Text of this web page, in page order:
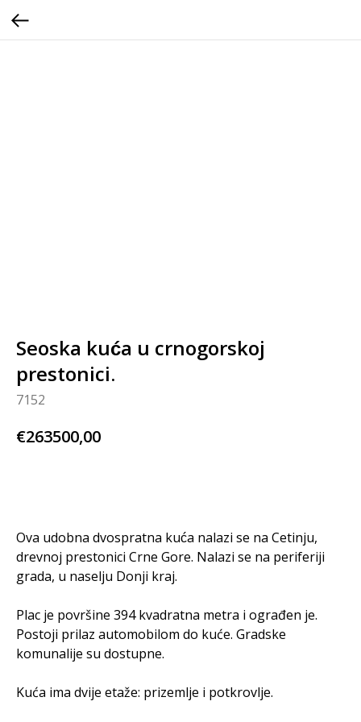
Seoska kuća u crnogorskoj
prestonici.
7152
€263500,00
Ova udobna dvospratna kuća nalazi se na Cetinju,
drevnoj prestonici Crne Gore. Nalazi se na periferiji
grada, u naselju Donji kraj.
Plac je površine 394 kvadratna metra i ograđen je.
Postoji prilaz automobilom do kuće. Gradske
komunalije su dostupne.
Kuća ima dvije etaže: prizemlje i potkrovlje.